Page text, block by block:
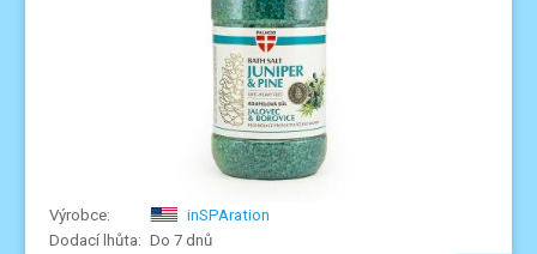
inSPAration
Do 7 dnů